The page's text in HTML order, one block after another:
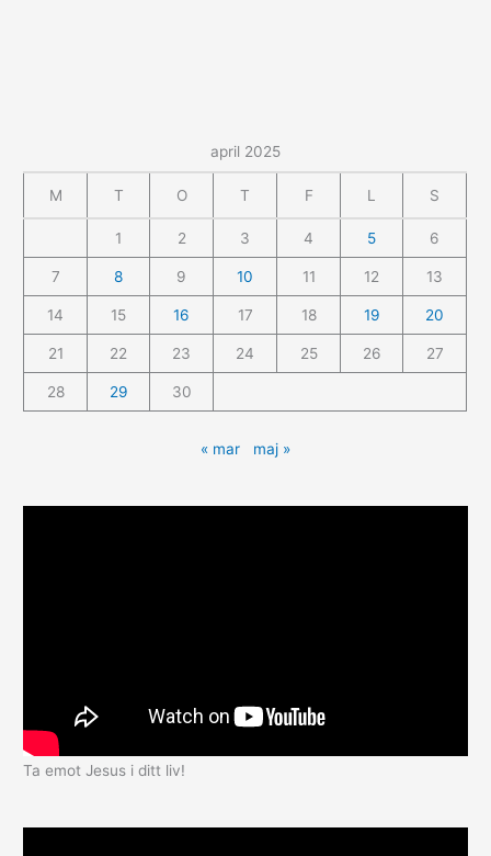
april 2025
M T O T F L S
1 2 3 4 5 6
7 8 9 10 11 12 13
14 15 16 17 18 19 20
21 22 23 24 25 26 27
28 29 30
« mar maj »
Ta emot Jesus i ditt liv!